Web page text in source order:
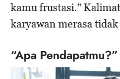
kamu frustasi."
karyawan merasa
“Apa Pendapatmu?”